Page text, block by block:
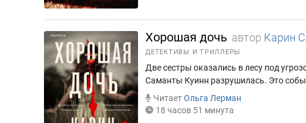
Хорошая дочь автор Карин
ДЕТЕКТИВЫ И ТРИЛЛЕРЫ
Две сестры оказались в лесу под
Саманты Куинн разрушилась. Это
ЧитаетОльга Лерман
18 часов 51 минута